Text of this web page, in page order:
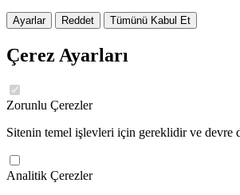
Ayarlar Reddet Tümünü Kabul Et
Çerez Ayarları
Zorunlu Çerezler
Sitenin temel işlevleri için gereklidir ve devre
Analitik Çerezler